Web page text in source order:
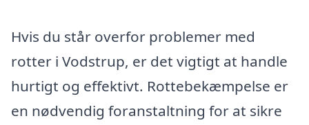
Hvis du står overfor problemer med
rotter i Vodstrup, er det vigtigt at handle
hurtigt og effektivt. Rottebekæmpelse er
en nødvendig foranstaltning for at sikre